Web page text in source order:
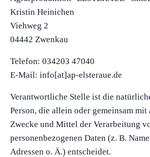
Kristin Heinichen
Viehweg 2
04442 Zwenkau
Telefon: 034203 47040
E-Mail: info[at]ap-elsteraue.de
Verantwortliche Stelle ist die
Person, die allein oder gemeinsam mit
Zwecke und Mittel der Verarbeitung
personenbezogenen Daten (z. B.
Adressen o. Ä.) entscheidet.